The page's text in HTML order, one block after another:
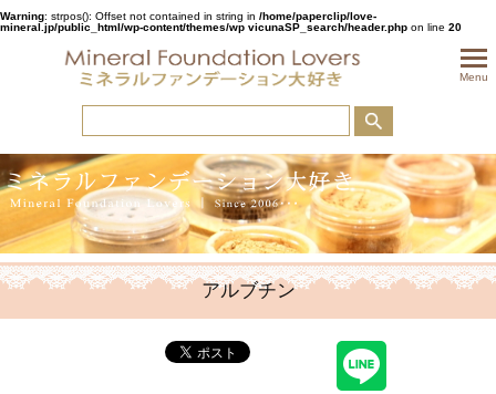
Warning: strpos(): Offset not contained in string in /home/paperclip/love-
mineral.jp/public_html/wp-content/themes/wp vicunaSP_search/header.php on line 20
Menu
アルブチン